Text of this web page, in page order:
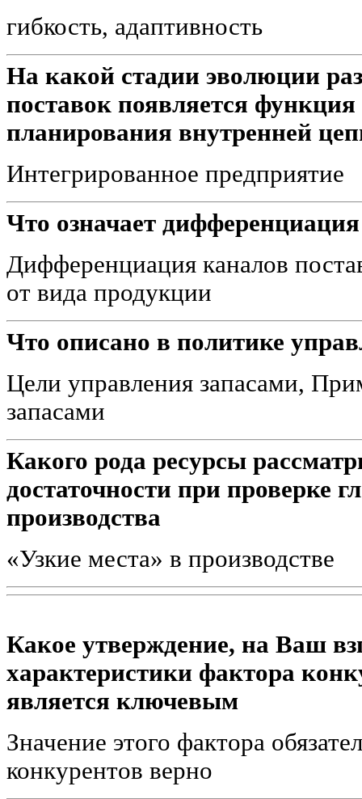
гибкость, адаптивность
На какой стадии эволюции
поставок появляется
планирования внутренней
Интегрированное предприятие
Что означает
Дифференциация каналов
от вида продукции
Что описано в политике
Цели управления запасами,
запасами
Какого рода ресурсы
достаточности при проверке
производства
«Узкие места» в производстве
Какое утверждение, на Ваш
характеристики фактора
является ключевым
Значение этого фактора
конкурентов верно